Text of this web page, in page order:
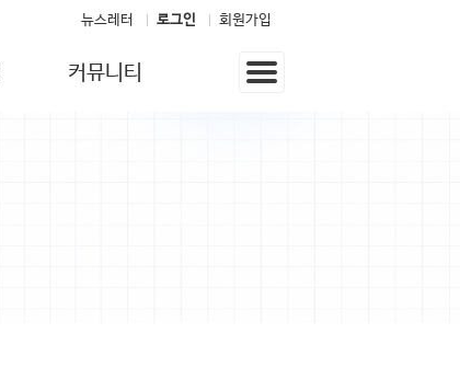
뉴스레터 로그인 회원가입
커뮤니티